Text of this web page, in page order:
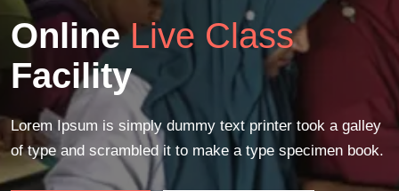
OnlineLive Class
Facility
Lorem Ipsum is simply dummy text printer took a galley
of type and scrambled it to make a type specimen book.